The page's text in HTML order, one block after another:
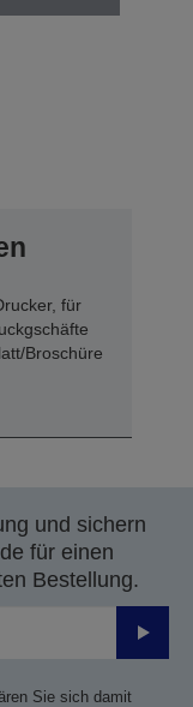
für
Broschüre
und sichern
für einen
Bestellung.
Sie sich damit